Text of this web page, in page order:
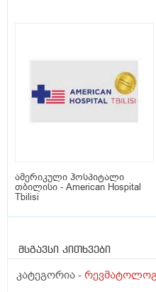
ამერიკული ჰოსპიტალი
თბილისი - American Hospital
Tbilisi
მსგავსი კითხვები
კატეგორია -